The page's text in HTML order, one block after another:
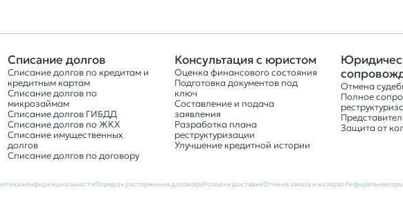
Списание долгов
Списание долгов по кредитам и
кредитным картам
Списание долгов по
микрозаймам
Списание долгов ГИБДД
Списание долгов по ЖКХ
Списание имущественных
долгов
Списание долгов по договору
Консультация с юристом
Оценка финансового состояния
Подготовка документов под
ключ
Составление и подача
заявления
Разработка плана
реструктуризации
Улучшение кредитной истории
Отмена
Полное
Защита от
конфиденциальностиПорядок расторжения договораУсловия доставкиОтмена заказа и возвратРеферальная